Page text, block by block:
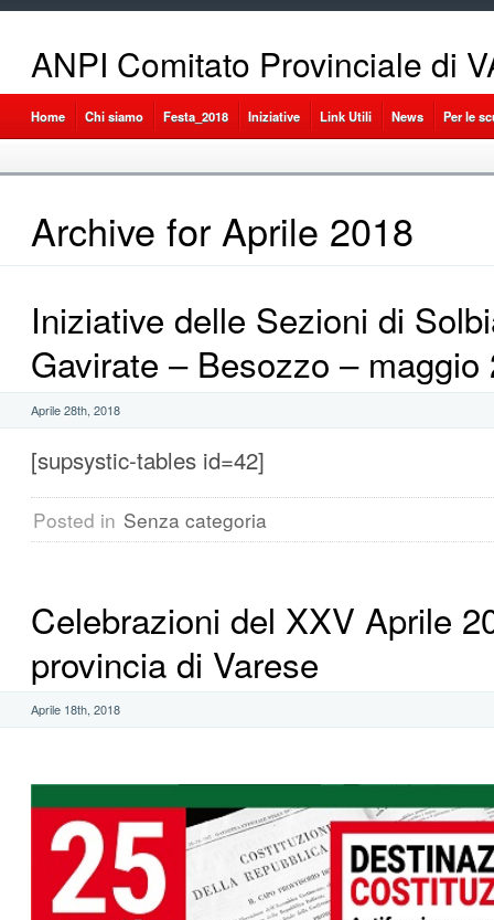
ANPI Comitato Provinciale di
Home Chi siamo Festa_2018 Iniziative Link Utili News Per le
Archive for Aprile 2018
Iniziative delle Sezioni di
Gavirate – Besozzo – maggio
Aprile 28th, 2018
[supsystic-tables id=42]
Posted in Senza categoria
Celebrazioni del XXV Aprile
provincia di Varese
Aprile 18th, 2018